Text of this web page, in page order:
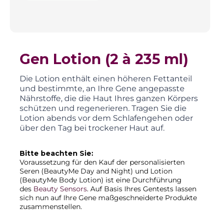
Gen Lotion (2 à 235 ml)
Die Lotion enthält einen höheren Fettanteil
und bestimmte, an Ihre Gene angepasste
Nährstoffe, die die Haut Ihres ganzen Körpers
schützen und regenerieren. Tragen Sie die
Lotion abends vor dem Schlafengehen oder
über den Tag bei trockener Haut auf.
Bitte beachten Sie:
Voraussetzung für den Kauf der personalisierten
Seren (BeautyMe Day and Night) und Lotion
(BeautyMe Body Lotion) ist eine Durchführung
des Beauty Sensors. Auf Basis Ihres Gentests lassen
sich nun auf Ihre Gene maßgeschneiderte Produkte
zusammenstellen.